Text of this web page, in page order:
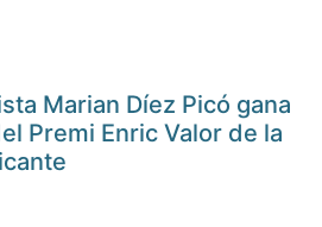
Marian Díez Picó gana
Premi Enric Valor de la